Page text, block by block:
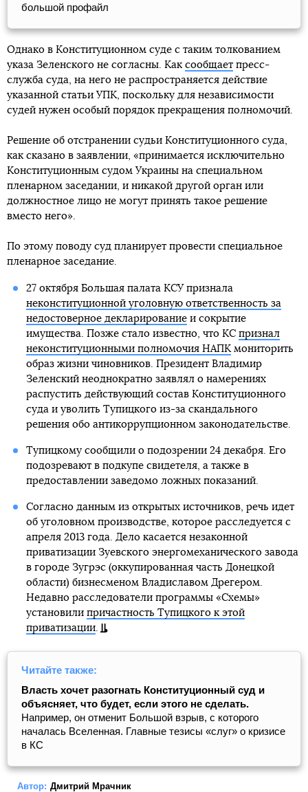
большой профайл
Однако в Конституционном суде с таким толкованием
указа Зеленского не согласны. Как сообщает пресс-
служба суда, на него не распространяется действие
указанной статьи УПК, поскольку для независимости
судей нужен особый порядок прекращения полномочий.
Решение об отстранении судьи Конституционного суда,
как сказано в заявлении, «принимается исключительно
Конституционным судом Украины на специальном
пленарном заседании, и никакой другой орган или
должностное лицо не могут принять такое решение
вместо него».
По этому поводу суд планирует провести специальное
пленарное заседание.
27 октября Большая палата КСУ признала
неконституционной уголовную ответственность за
недостоверное декларированиеи сокрытие
имущества. Позже стало известно, что КС признал
неконституционными полномочия НАПКмониторить
образ жизни чиновников. Президент Владимир
Зеленский неоднократно заявлял о намерениях
распустить действующий состав Конституционного
суда и уволить Тупицкого из-за скандального
решения обо антикоррупционном законодательстве.
Тупицкому сообщили о подозрении 24 декабря. Его
подозревают в подкупе свидетеля, а также в
предоставлении заведомо ложных показаний.
Согласно данным из открытых источников, речь идет
об уголовном производстве, которое расследуется с
апреля 2013 года. Дело касается незаконной
приватизации Зуевского энергомеханического завода
в городе Зугрэс (оккупированная часть Донецкой
области) бизнесменом Владиславом Дрегером.
Недавно расследователи программы «Схемы»
установили причастность Тупицкого к этой
приватизации.
Читайте также:
Власть хочет разогнать Конституционный суд и
объясняет, что будет, если этого не сделать.
Например, он отменит Большой взрыв, с которого
началась Вселенная. Главные тезисы «слуг» о кризисе
в КС
Автор: Дмитрий Мрачник